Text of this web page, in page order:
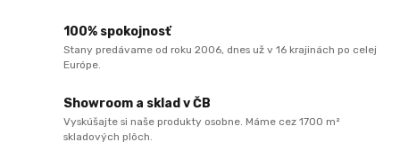
100% spokojnosť
Stany predávame od roku 2006, dnes už v 16 krajinách po celej
Európe.
Showroom a sklad v ČB
Vyskúšajte si naše produkty osobne. Máme cez 1700 m²
skladových plôch.